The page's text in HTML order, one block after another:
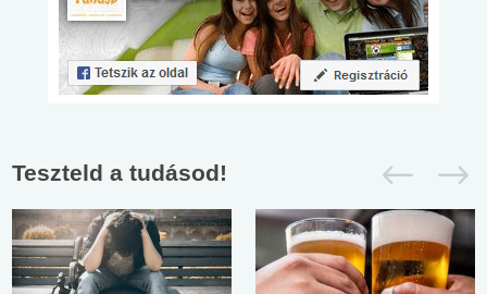
Teszteld a tudásod!